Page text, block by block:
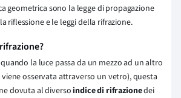
geometrica sono la legge di propagazione
riflessione e le leggi della rifrazione.
la luce passa da un mezzo ad un altro
osservata attraverso un vetro), questa
dovuta al diverso indice di rifrazionedei